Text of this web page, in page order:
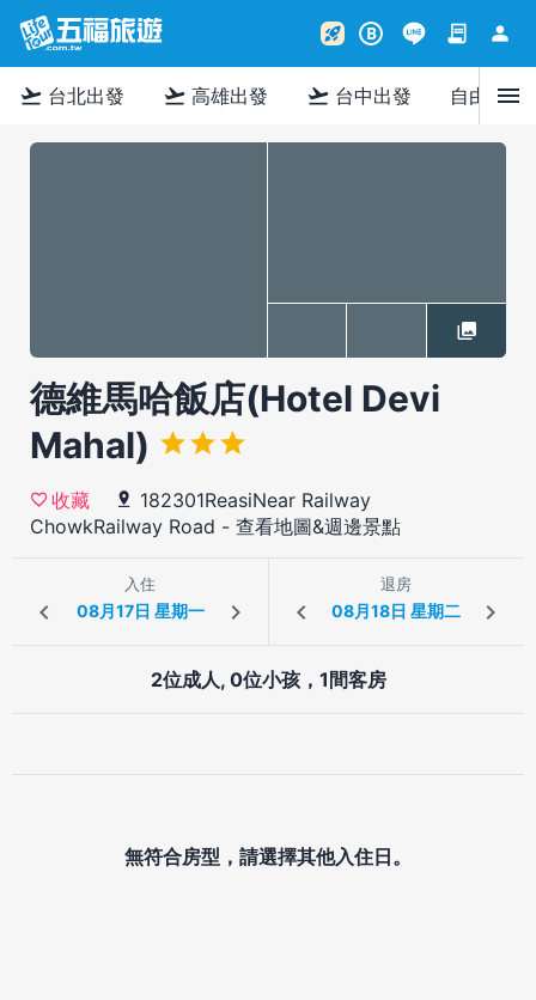
rocket_launch B contract person
flight_takeoff 台北出發 flight_takeoff 高雄出發 flight_takeoff 台中出發 自由行menu
德維馬哈飯店(Hotel Devi
Mahal)
收藏
182301ReasiNear Railway
ChowkRailway Road - 查看地圖&週邊景點
入住 退房
2位成人, 0位小孩，1間客房
無符合房型，請選擇其他入住日。